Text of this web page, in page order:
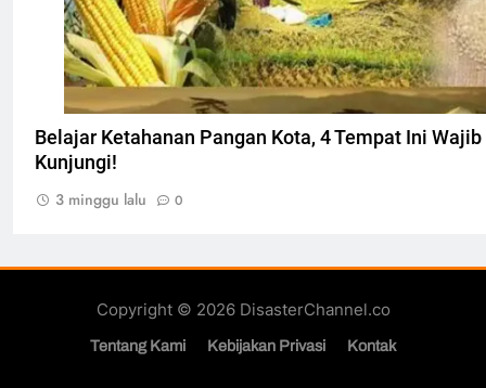
Ilustarsi Ketahanan pangan, Foto: Dok.
Belajar Ketahanan Pangan Kota, 4 Tempat Ini
Kunjungi!
3 minggu lalu
0
Copyright © 2026 DisasterChannel.co
Tentang Kami Kebijakan Privasi Kontak